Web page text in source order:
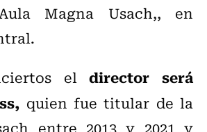
Magna Usach,, en
eldirector será
quien fue titular de la
entre 2013 y 2021 y